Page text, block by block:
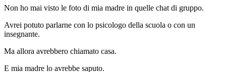
Non ho mai visto le foto di mia madre in quelle chat di gruppo.
Avrei potuto parlarne con lo psicologo della scuola o con un
insegnante.
Ma allora avrebbero chiamato casa.
E mia madre lo avrebbe saputo.